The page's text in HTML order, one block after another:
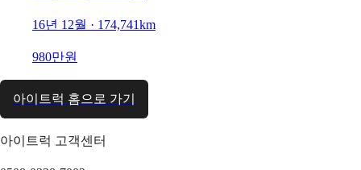
16년 12월 · 174,741km
980만원
아이트럭 홈으로 가기
아이트럭 고객센터